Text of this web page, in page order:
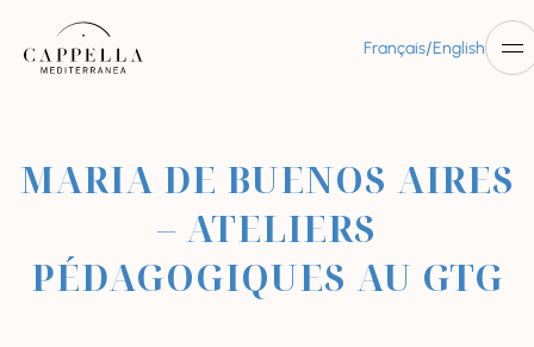
Français/English
MARIA DE BUENOS AIRES
– ATELIERS
PÉDAGOGIQUES AU GTG